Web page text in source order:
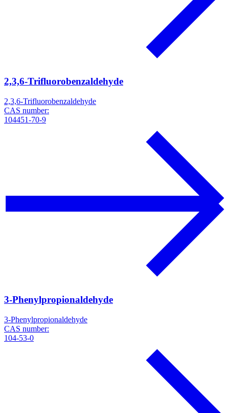
2,3,6-Trifluorobenzaldehyde
2,3,6-Trifluorobenzaldehyde
CAS number:
104451-70-9
3-Phenylpropionaldehyde
3-Phenylpropionaldehyde
CAS number:
104-53-0